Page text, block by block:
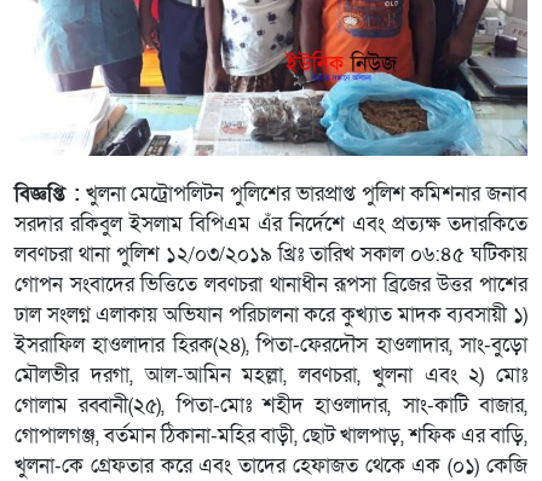
বিজ্ঞপ্তি : খুলনা মেট্রোপলিটন পুলিশের ভারপ্রাপ্ত পুলিশ কমিশনার জনাব
সরদার রকিবুল ইসলাম বিপিএম এঁর নির্দেশে এবং প্রত্যক্ষ তদারকিতে
লবণচরা থানা পুলিশ ১২/০৩/২০১৯ খ্রিঃ তারিখ সকাল ০৬:৪৫ ঘটিকায়
গোপন সংবাদের ভিত্তিতে লবণচরা থানাধীন রূপসা ব্রিজের উত্তর পাশের
ঢাল সংলগ্ন এলাকায় অভিযান পরিচালনা করে কুখ্যাত মাদক ব্যবসায়ী ১)
ইসরাফিল হাওলাদার হিরক(২৪), পিতা-ফেরদৌস হাওলাদার, সাং-বুড়ো
মৌলভীর দরগা, আল-আমিন মহল্লা, লবণচরা, খুলনা এবং ২) মোঃ
গোলাম রব্বানী(২৫), পিতা-মোঃ শহীদ হাওলাদার, সাং-কাটি বাজার,
গোপালগঞ্জ, বর্তমান ঠিকানা-মহির বাড়ী, ছোট খালপাড়, শফিক এর বাড়ি,
খুলনা-কে গ্রেফতার করে এবং তাদের হেফাজত থেকে এক (০১) কেজি